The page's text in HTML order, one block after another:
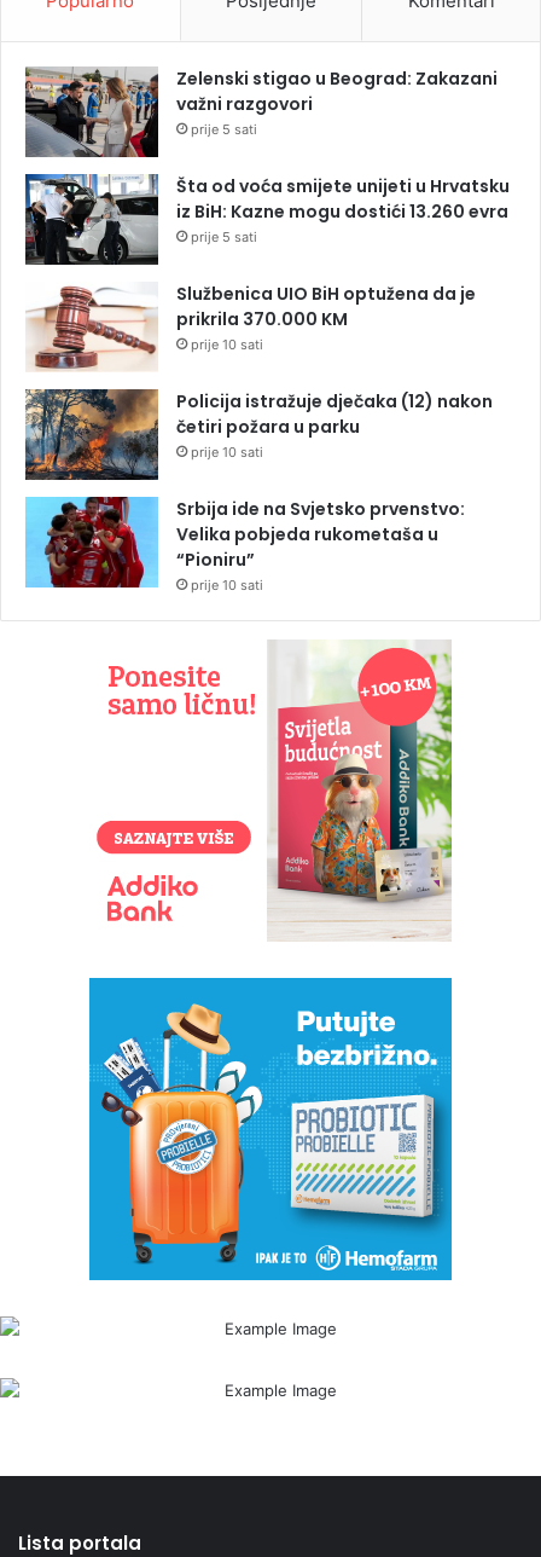
Zelenski stigao u Beograd: Zakazani
važni razgovori
prije 5 sati
Šta od voća smijete unijeti u Hrvatsku
iz BiH: Kazne mogu dostići 13.260 evra
prije 5 sati
Službenica UIO BiH optužena da je
prikrila 370.000 KM
prije 10 sati
Policija istražuje dječaka (12) nakon
četiri požara u parku
prije 10 sati
Srbija ide na Svjetsko prvenstvo:
Velika pobjeda rukometaša u
“Pioniru”
prije 10 sati
Lista portala